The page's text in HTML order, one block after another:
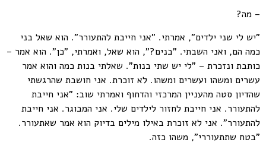
– מה?
"יש לי שני ילדים", אמרתי. "אני חייבת להתעורר". הוא שאל בני
כמה הם, ואני השבתי. "בנים?", הוא שאל, ואמרתי, "כן". הוא אמר –
כותבת ונזכרת – "לי יש שתי בנות". שאלתי בנות כמה והוא אמר
עשרים ומשהו ועשרים ומשהו. לא זוכרת. אני חושבת שהרגשתי
שהדיון סטה מהעניין המרכזי והדחוף ואמרתי שוב: "אני חייבת
להתעורר. אני חייבת לחזור לילדים שלי. אני המבוגר. אני חייבת
להתעורר". אני לא זוכרת באילו מילים בדיוק הוא אמר שאתעורר.
"בטח שתתעוררי", משהו כזה.